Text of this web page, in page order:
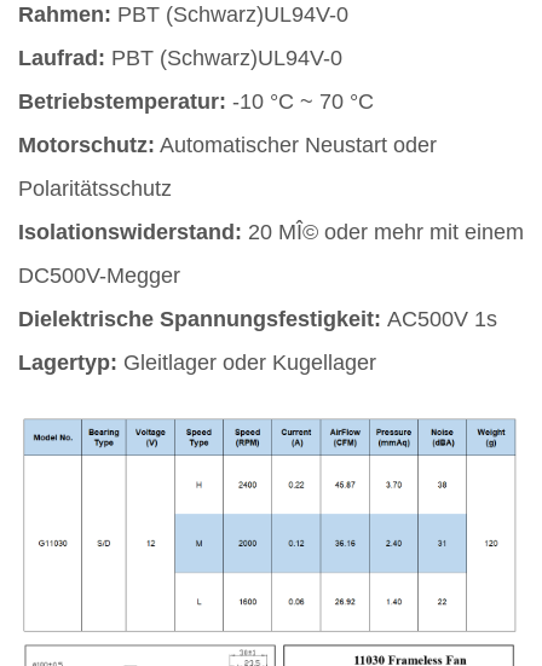
Rahmen: PBT (Schwarz)UL94V-0
Laufrad: PBT (Schwarz)UL94V-0
Betriebstemperatur: -10 °C ~ 70 °C
Motorschutz: Automatischer Neustart oder
Polaritätsschutz
Isolationswiderstand: 20 MÎ© oder mehr mit einem
DC500V-Megger
Dielektrische Spannungsfestigkeit: AC500V 1s
Lagertyp: Gleitlager oder Kugellager